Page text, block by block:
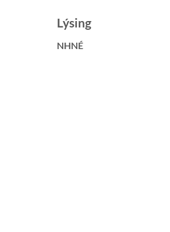
Lýsing
NHNÉ